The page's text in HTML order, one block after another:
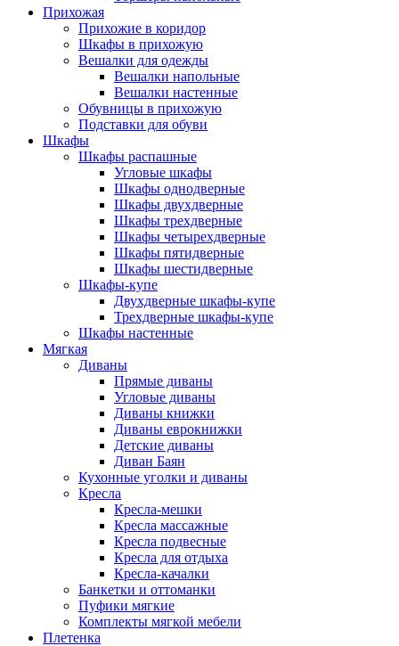
Прихожая
Прихожие в коридор
Шкафы в прихожую
Вешалки для одежды
Вешалки напольные
Вешалки настенные
Обувницы в прихожую
Подставки для обуви
Шкафы
Шкафы распашные
Угловые шкафы
Шкафы однодверные
Шкафы двухдверные
Шкафы трехдверные
Шкафы четырехдверные
Шкафы пятидверные
Шкафы шестидверные
Шкафы-купе
Двухдверные шкафы-купе
Трехдверные шкафы-купе
Шкафы настенные
Мягкая
Диваны
Прямые диваны
Угловые диваны
Диваны книжки
Диваны еврокнижки
Детские диваны
Диван Баян
Кухонные уголки и диваны
Кресла
Кресла-мешки
Кресла массажные
Кресла подвесные
Кресла для отдыха
Кресла-качалки
Банкетки и оттоманки
Пуфики мягкие
Комплекты мягкой мебели
Плетенка